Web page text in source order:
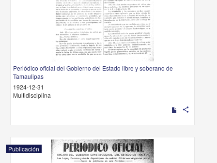
Periódico oficial del Gobierno del Estado libre y soberano de
Tamaulipas
1924-12-31
Multidisciplina
share
Publicación